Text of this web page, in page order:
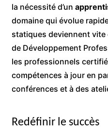
la nécessité d’un
domaine qui évolue
statiques deviennent
de Développement
les professionnels
compétences à jour en
conférences et à des
Redéfinir le succès